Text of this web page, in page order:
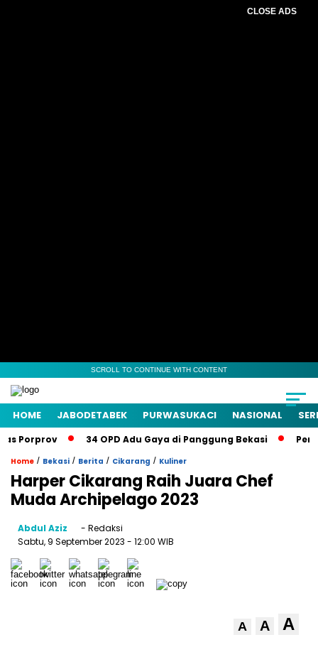
CLOSE ADS
SCROLL TO CONTINUE WITH CONTENT
HOME JABODETABEK PURWASUKACI NASIONAL
Porprov 34 OPD Adu Gaya di Panggung Bekasi
Home / Bekasi / Berita / Cikarang / Kuliner
Harper Cikarang Raih Juara Chef
Muda Archipelago 2023
Abdul Aziz
- Redaksi
Sabtu, 9 September 2023 - 12:00 WIB
A A A